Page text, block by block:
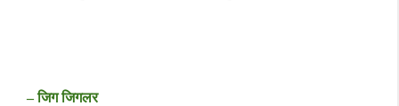
– जिग जिगलर